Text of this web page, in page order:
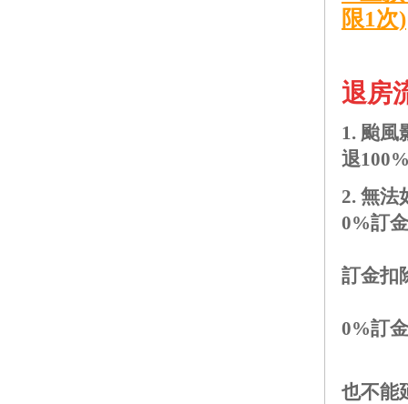
限1次)
退房
1. 颱風
退
2. 無法
0%訂
訂金扣
0%訂
也不能